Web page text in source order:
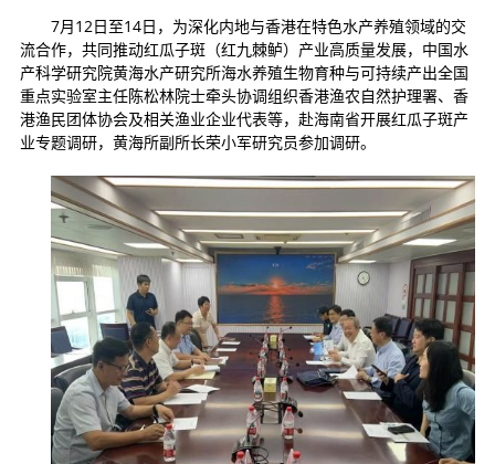
7月12日至14日，为深化内地与香港在特色水产养殖领域的交
流合作，共同推动红瓜子斑（红九棘鲈）产业高质量发展，中国水
产科学研究院黄海水产研究所海水养殖生物育种与可持续产出全国
重点实验室主任陈松林院士牵头协调组织香港渔农自然护理署、香
港渔民团体协会及相关渔业企业代表等，赴海南省开展红瓜子斑产
业专题调研，黄海所副所长荣小军研究员参加调研。